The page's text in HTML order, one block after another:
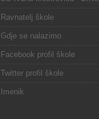
Ravnatelj škole
Gdje se nalazimo
Facebook profil škole
Twitter profil škole
Imenik